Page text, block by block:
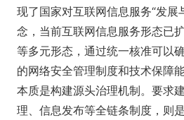
现了国家对互联网信息服务“发展
念，当前互联网信息服务形态已
等多元形态，通过统一核准可以
的网络安全管理制度和技术保障
本质是构建源头治理机制。要求
理、信息发布等全链条制度，则